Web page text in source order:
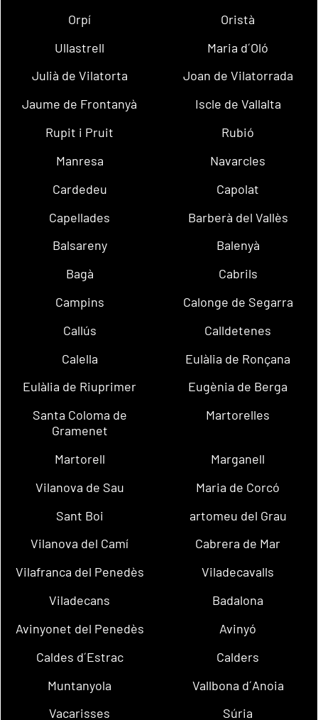
Orpí
Oristà
Ullastrell
Maria d´Oló
Julià de Vilatorta
Joan de Vilatorrada
Jaume de Frontanyà
Iscle de Vallalta
Rupit i Pruit
Rubió
Manresa
Navarcles
Cardedeu
Capolat
Capellades
Barberà del Vallès
Balsareny
Balenyà
Bagà
Cabrils
Campins
Calonge de Segarra
Callús
Calldetenes
Calella
Eulàlia de Ronçana
Eulàlia de Riuprimer
Eugènia de Berga
Santa Coloma de
Gramenet
Martorelles
Martorell
Marganell
Vilanova de Sau
Maria de Corcó
Sant Boi
artomeu del Grau
Vilanova del Camí
Cabrera de Mar
Vilafranca del Penedès
Viladecavalls
Viladecans
Badalona
Avinyonet del Penedès
Avinyó
Caldes d´Estrac
Calders
Muntanyola
Vallbona d´Anoia
Vacarisses
Súria